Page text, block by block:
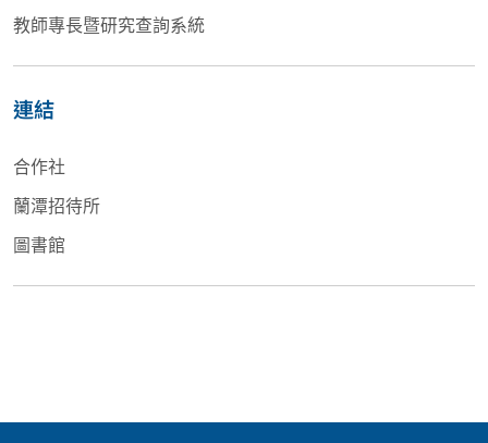
教師專長暨研究查詢系統
連結
合作社
蘭潭招待所
圖書館